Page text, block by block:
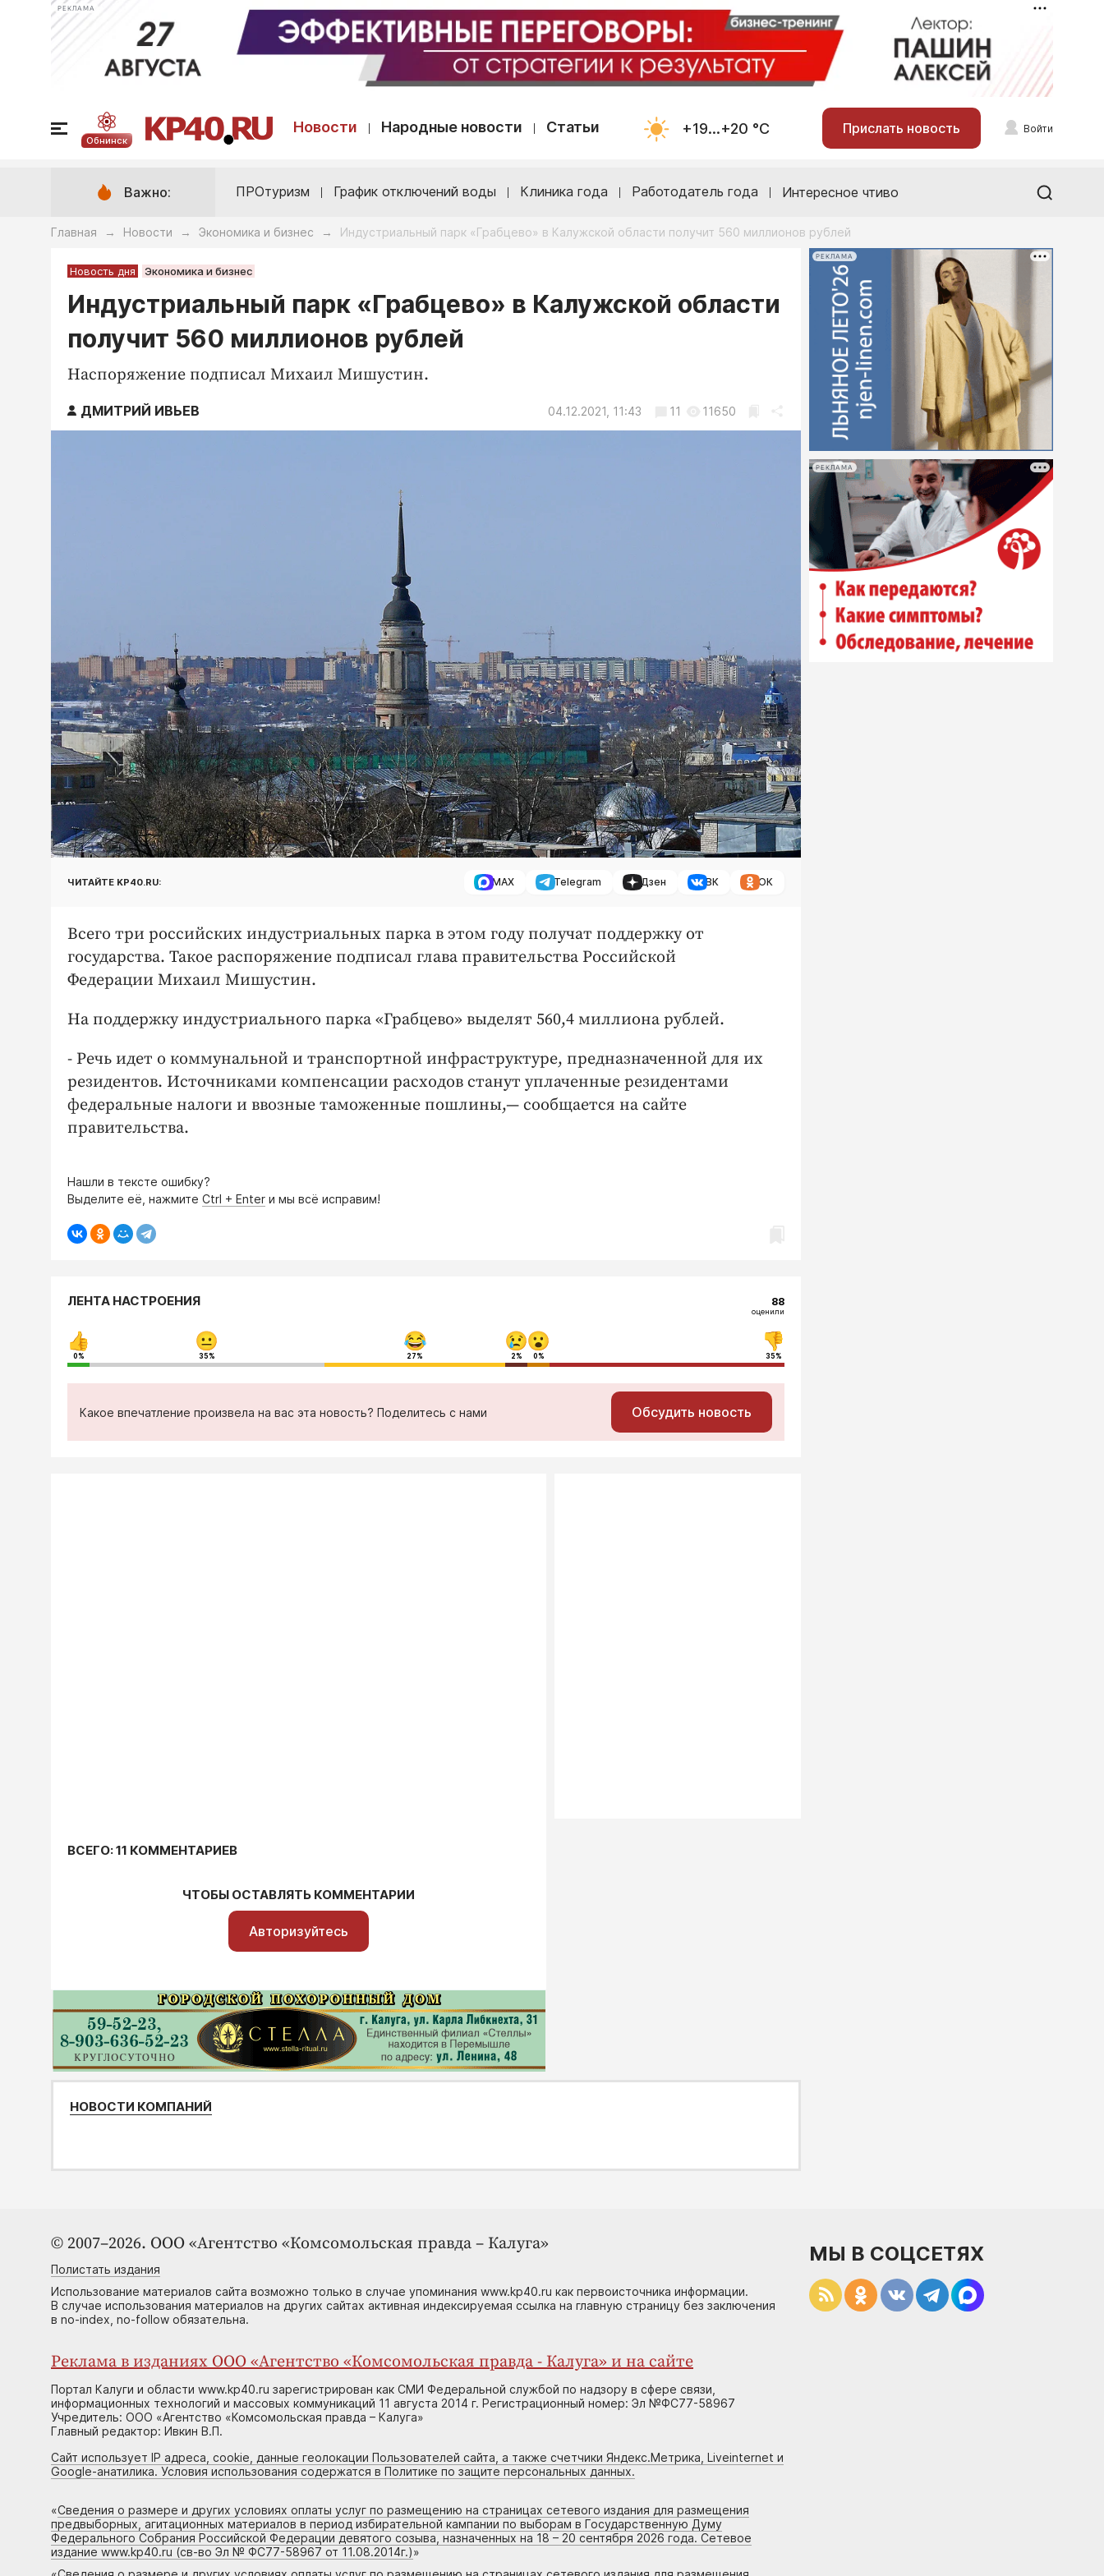
РЕКЛАМА
Обнинск
Новости Народные новости Статьи +19...+20 °С Прислать новость Войти
Важно: ПРОтуризм График отключений воды Клиника года Работодатель года Интересное чтиво
Главная → Новости → Экономика и бизнес → Индустриальный парк «Грабцево» в Калужской области получит 560 миллионов рублей
Новость дня Экономика и бизнес
Индустриальный парк «Грабцево» в Калужской области
получит 560 миллионов рублей
Hаспоряжение подписал Михаил Мишустин.
ДМИТРИЙ ИВЬЕВ 04.12.2021, 11:43 11 11650
ЧИТАЙТЕ KP40.RU: MAX Telegram Дзен ВК ОК
Всего три российских индустриальных парка в этом году получат поддержку от
государства. Такое распоряжение подписал глава правительства Российской
Федерации Михаил Мишустин.
На поддержку индустриального парка «Грабцево» выделят 560,4 миллиона рублей.
- Речь идет о коммунальной и транспортной инфраструктуре, предназначенной для их
резидентов. Источниками компенсации расходов станут уплаченные резидентами
федеральные налоги и ввозные таможенные пошлины,— сообщается на сайте
правительства.
Нашли в тексте ошибку?
Выделите её, нажмите Ctrl + Enter и мы всё исправим!
РЕКЛАМА
РЕКЛАМА
ЛЕНТА НАСТРОЕНИЯ 88
оценили
0% 35% 27% 2% 0% 35%
Какое впечатление произвела на вас эта новость? Поделитесь с нами Обсудить новость
ВСЕГО: 11 КОММЕНТАРИЕВ
ЧТОБЫ ОСТАВЛЯТЬ КОММЕНТАРИИ
Авторизуйтесь
НОВОСТИ КОМПАНИЙ
© 2007–2026. ООО «Агентство «Комсомольская правда – Калуга»
Полистать издания
Использование материалов сайта возможно только в случае упоминания www.kp40.ru как первоисточника информации.
В случае использования материалов на других сайтах активная индексируемая ссылка на главную страницу без заключения
в no-index, no-follow обязательна.
Реклама в изданиях ООО «Агентство «Комсомольская правда - Калуга» и на сайте
Портал Калуги и области www.kp40.ru зарегистрирован как СМИ Федеральной службой по надзору в сфере связи,
информационных технологий и массовых коммуникаций 11 августа 2014 г. Регистрационный номер: Эл №ФС77-58967
Учредитель: ООО «Агентство «Комсомольская правда – Калуга»
Главный редактор: Ивкин В.П.
Сайт использует IP адреса, cookie, данные геолокации Пользователей сайта, а также счетчики Яндекс.Метрика, Liveinternet и
Google-анатилика. Условия использования содержатся в Политике по защите персональных данных.
«Сведения о размере и других условиях оплаты услуг по размещению на страницах сетевого издания для размещения
предвыборных, агитационных материалов в период избирательной кампании по выборам в Государственную Думу
Федерального Собрания Российской Федерации девятого созыва, назначенных на 18 – 20 сентября 2026 года. Сетевое
издание www.kp40.ru (св-во Эл № ФС77-58967 от 11.08.2014г.)»
МЫ В СОЦСЕТЯХ